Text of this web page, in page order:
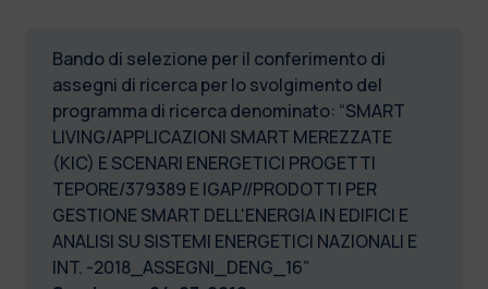
Bando di selezione per il conferimento di
assegni di ricerca per lo svolgimento del
programma di ricerca denominato: “SMART
LIVING/APPLICAZIONI SMART MEREZZATE
(KIC) E SCENARI ENERGETICI PROGETTI
TEPORE/379389 E IGAP//PRODOTTI PER
GESTIONE SMART DELL'ENERGIA IN EDIFICI E
ANALISI SU SISTEMI ENERGETICI NAZIONALI E
INT. -2018_ASSEGNI_DENG_16”